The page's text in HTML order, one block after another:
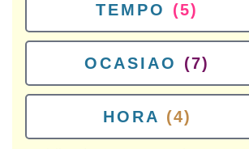
TEMPO (5)
OCASIAO (7)
HORA (4)